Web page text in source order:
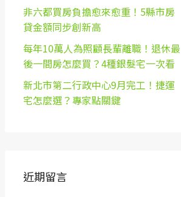
非六都買房負擔愈來愈重！5縣市房
貸金額同步創新高
每年10萬人為照顧長輩離職！退休最
後一間房怎麼買？4種銀髮宅一次看
新北市第二行政中心9月完工！捷運
宅怎麼選？專家點關鍵
近期留言